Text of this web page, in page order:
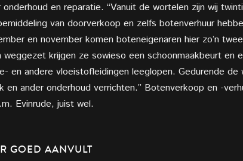
en reparatie. “Vanuit de wortelen zijn wij
van doorverkoop en zelfs botenverhuur
en november komen boteneigenaren hier zo’n
krijgen ze sowieso een schoonmaakbeurt en
en andere vloeistofleidingen leeglopen. Gedurende de
en ander onderhoud verrichten.” Botenverkoop en -
Evinrude, juist wel.
GOED AANVULT